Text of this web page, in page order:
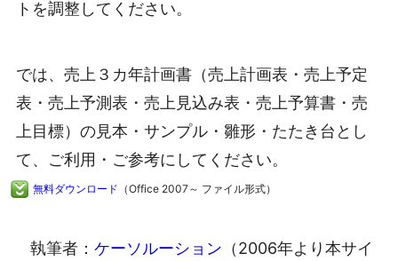
トを調整してください。
では、売上３カ年計画書（売上計画表・売上予定
表・売上予測表・売上見込み表・売上予算書・売
上目標）の見本・サンプル・雛形・たたき台とし
て、ご利用・ご参考にしてください。
無料ダウンロード （Office 2007～ ファイル形式）
執筆者： ケーソルーション （2006年より本サイ